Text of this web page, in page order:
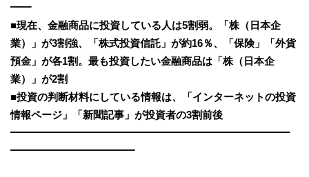
━━
■現在、金融商品に投資している人は5割弱。「株（日本企
業）」が3割強、「株式投資信託」が約16％、「保険」「外貨
預金」が各1割。最も投資したい金融商品は「株（日本企
業）」が2割
■投資の判断材料にしている情報は、「インターネットの投資
情報ページ」「新聞記事」が投資者の3割前後
━━━━━━━━━━━━━━━━━━━━━━━━━━━
━━━━━━━━━━━━